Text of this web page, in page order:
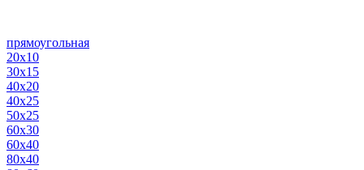
прямоугольная
20х10
30х15
40х20
40х25
50х25
60х30
60х40
80х40